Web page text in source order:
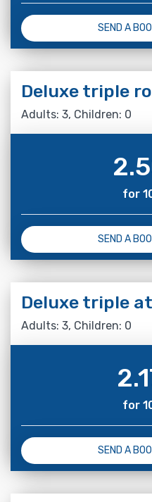
SEND A
Deluxe triple
Adults: 3, Children: 0
for
SEND A
Deluxe triple
Adults: 3, Children: 0
for
SEND A